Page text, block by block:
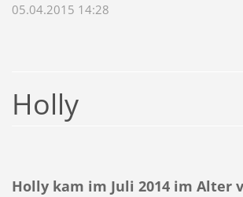
05.04.2015 14:28
Holly
Holly kam im Juli 2014 im Alter